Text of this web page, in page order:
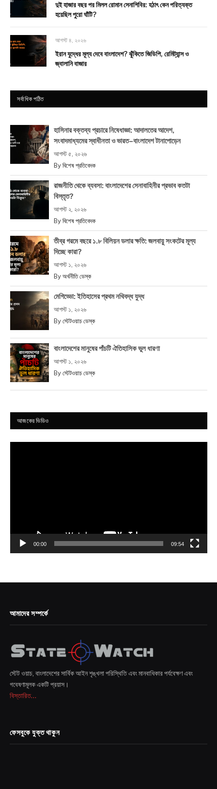
দুই হাজার বছর পর মিলল রোমান সেনাশিবির: হঠাৎ কেন পরিত্যক্ত
হয়েছিল পুরো ঘাঁটি?
আগস্ট ৪, ২০২৬
ইরান যুদ্ধের মূল্য দেবে বাংলাদেশ? ঝুঁকিতে জিডিপি, রেমিট্যান্স ও
জ্বালানি বাজার
সর্বাধিক পঠিত
হাসিনার বক্তব্য প্রচারে নিষেধাজ্ঞা: আদালতের আদেশ,
সংবাদমাধ্যমের স্বাধীনতা ও ভারত–বাংলাদেশ টানাপোড়েন
আগস্ট ৫, ২০২৬
By বিশেষ প্রতিবেদক
রাজনীতি থেকে ব্যবসা: বাংলাদেশের সেনাবাহিনীর প্রভাব কতটা
বিস্তৃত?
আগস্ট ২, ২০২৬
By বিশেষ প্রতিবেদক
তীব্র গরমে বছরে ১.৮ বিলিয়ন ডলার ক্ষতি: জলবায়ু সংকটের মূল্য
দিচ্ছে কারা?
আগস্ট ১, ২০২৬
By অর্থনীতি ডেস্ক
মেগিড্ডো: ইতিহাসের প্রথম নথিবদ্ধ যুদ্ধ
আগস্ট ১, ২০২৬
By স্টেটওয়াচ ডেস্ক
বাংলাদেশের মানুষের পাঁচটি ঐতিহাসিক ভুল ধারণা
আগস্ট ১, ২০২৬
By স্টেটওয়াচ ডেস্ক
আজকের ভিডিও
00:00 09:54
আমাদের সম্পর্কে
স্টেট ওয়াচ, বাংলাদেশের সার্বিক আইন শৃঙ্খলা পরিস্থিতি এবং মানবাধিকার পর্যবেক্ষণ এবং
গবেষণামূলক একটি প্রয়াস।
বিস্তারিত...
ফেসবুকে যুক্ত থাকুন